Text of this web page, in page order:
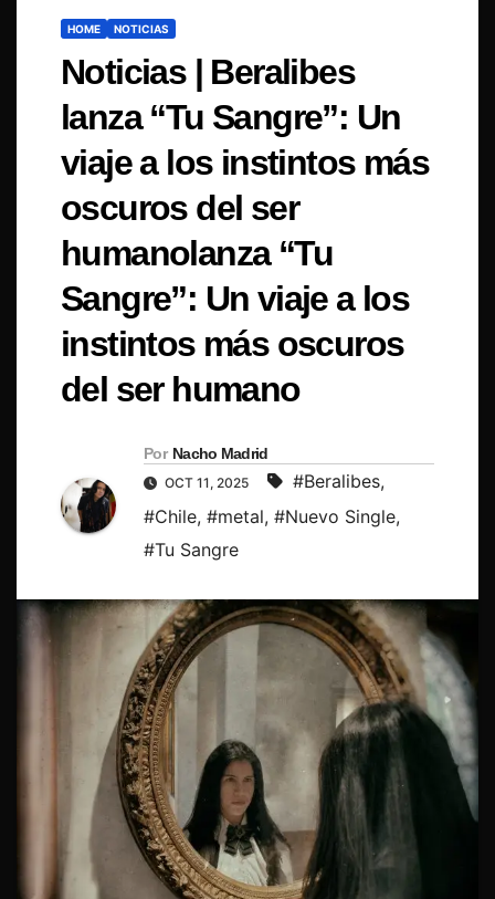
HOME NOTICIAS
Noticias | Beralibes
lanza “Tu Sangre”: Un
viaje a los instintos más
oscuros del ser
humanolanza “Tu
Sangre”: Un viaje a los
instintos más oscuros
del ser humano
Por Nacho Madrid
OCT 11, 2025 #Beralibes,
#Chile, #metal, #Nuevo Single,
#Tu Sangre